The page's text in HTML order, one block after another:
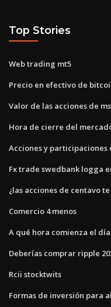
Top Stories
Web trading mt5
Precio en efectivo de
Valor de las acciones de
Hora de cierre del
Acciones y participaciones
Fx trade swedbank logga
¿las acciones de centavo
Comercio 4 menos
A qué hora comienza el
Deberías comprar ripple
Rcii stocktwits
Formas de inversión para